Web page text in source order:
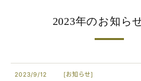
2023年のお知ら
2023/9/12 [お知らせ]